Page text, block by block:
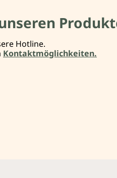
Hotline.
Kontaktmöglichkeiten.